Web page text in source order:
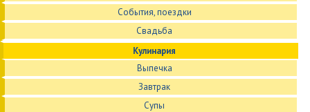
События, поездки
Свадьба
Кулинария
Выпечка
Завтрак
Супы